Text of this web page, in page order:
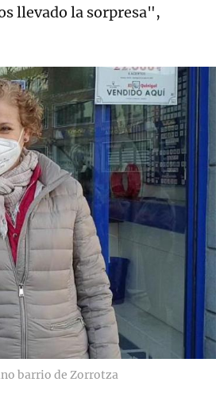
llevado la sorpresa",
barrio de Zorrotza